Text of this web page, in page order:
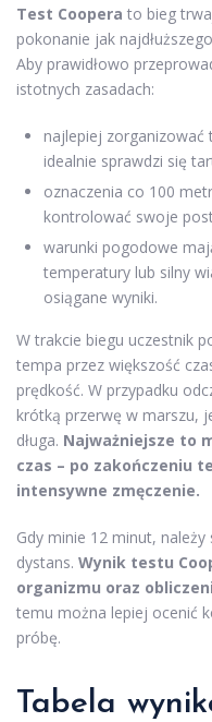
Test Coopera to bieg
pokonanie jak
Aby prawidłowo
istotnych zasadach:
najlepiej zorganizować
idealnie sprawdzi się
oznaczenia co 100
kontrolować swoje
warunki pogodowe
temperatury lub silny
osiągane wyniki.
W trakcie biegu uczestnik
tempa przez większość
prędkość. W przypadku
krótką przerwę w marszu,
długa. Najważniejsze to
czas – po zakończeniu
intensywne zmęczenie.
Gdy minie 12 minut,
dystans. Wynik testu
organizmu oraz
temu można lepiej ocenić
próbę.
Tabela